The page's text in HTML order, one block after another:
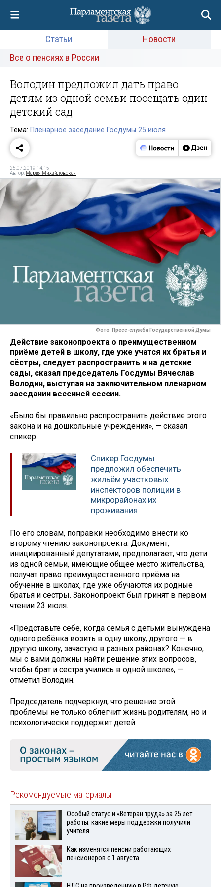
Статьи
Новости
Все о пенсиях в России
Володин предложил дать право
детям из одной семьи посещать один
детский сад
Тема: Пленарное заседание Госдумы 25 июля
25.07.2019 14:15
Автор: Мария Михайловская
Фото: Пресс-служба Государственной Думы
Действие законопроекта о преимущественном
приёме детей в школу, где уже учатся их братья и
сёстры, следует распространить и на детские
сады, сказал председатель Госдумы Вячеслав
Володин, выступая на заключительном пленарном
заседании весенней сессии.
«Было бы правильно распространить действие этого
закона и на дошкольные учреждения», — сказал
спикер.
Спикер Госдумы
предложил обеспечить
жильём участковых
инспекторов полиции в
микрорайонах их
проживания
По его словам, поправки необходимо внести ко
второму чтению законопроекта. Документ,
инициированный депутатами, предполагает, что дети
из одной семьи, имеющие общее место жительства,
получат право преимущественного приёма на
обучение в школах, где уже обучаются их родные
братья и сёстры. Законопроект был принят в первом
чтении 23 июля.
«Представьте себе, когда семья с детьми вынуждена
одного ребёнка возить в одну школу, другого — в
другую школу, зачастую в разных районах? Конечно,
мы с вами должны найти решение этих вопросов,
чтобы брат и сестра учились в одной школе», —
отметил Володин.
Председатель подчеркнул, что решение этой
проблемы не только облегчит жизнь родителям, но и
психологически поддержит детей.
Рекомендуемые материалы
Особый статус и «Ветеран труда» за 25 лет
работы: какие меры поддержки получили
учителя
Как изменятся пенсии работающих
пенсионеров с 1 августа